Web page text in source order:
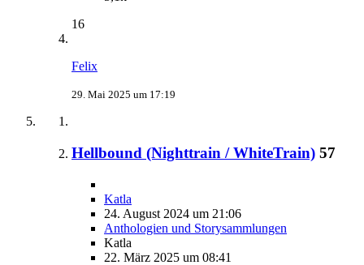
16
Felix
29. Mai 2025 um 17:19
Hellbound (Nighttrain / WhiteTrain) 57
Katla
24. August 2024 um 21:06
Anthologien und Storysammlungen
Katla
22. März 2025 um 08:41